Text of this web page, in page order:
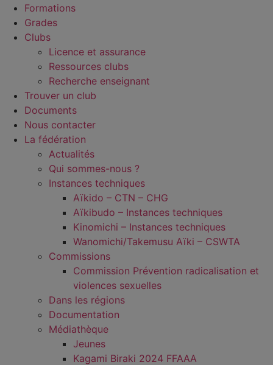
Formations
Grades
Clubs
Licence et assurance
Ressources clubs
Recherche enseignant
Trouver un club
Documents
Nous contacter
La fédération
Actualités
Qui sommes-nous ?
Instances techniques
Aïkido – CTN – CHG
Aïkibudo – Instances techniques
Kinomichi – Instances techniques
Wanomichi/Takemusu Aïki – CSWTA
Commissions
Commission Prévention radicalisation et
violences sexuelles
Dans les régions
Documentation
Médiathèque
Jeunes
Kagami Biraki 2024 FFAAA